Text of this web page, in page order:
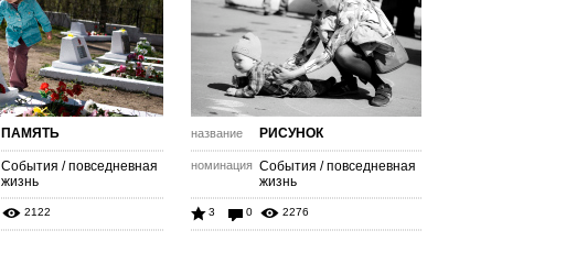
ПАМЯТЬ
События / повседневная
жизнь
2122
название РИСУНОК
номинация События / повседневная
жизнь
3 0 2276